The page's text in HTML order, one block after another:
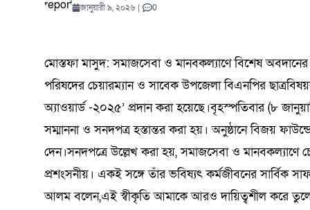
শ্রদ্ধা
কড়াই নিয়ে
বিজলী কৃষিকে
বাইকারদের
নদীগর্ভে
শিক্ষার্থীদের ব্যাপক অংশগ্রহণ
ডিসেম্বর ২২, ২০২৫ 0
জানুয়ারী ৯, ২০২৬ | 0
মোস্তফা মাসুদ: সমাজসেবা ও মানবকল্যাণে বিশেষ
পরিষদের চেয়ারম্যান ও সাবেক উপজেলা বিএনপির
অ্যাওয়ার্ড -২০২৫’ প্রদান করা হয়েছে।বৃহস্পতিবার (৮
সম্মাননা ও সনদপত্র হস্তান্তর করা হয়। অনুষ্ঠানে বিজয়
দেন।সনদপত্রে উল্লেখ করা হয়, সমাজসেবা ও মানবকল্যাণে
প্রশংসনীয়। একই সঙ্গে তাঁর ভবিষ্যৎ কর্মজীবনের সার্বিক
আলম বলেন,এই স্বীকৃতি আমাকে আরও দায়িত্বশীল করে